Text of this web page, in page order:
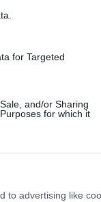
for Targeted
and/or Sharing
for which it
to advertising like
Megasztárjai
is
Los Angeles-
biztos
részt
3 éves
formáját
szól…